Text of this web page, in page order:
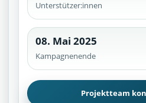
Unterstützer:innen
08. Mai 2025
Kampagnenende
Projektteam